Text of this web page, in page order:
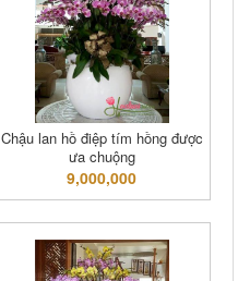
Chậu lan hồ điệp tím hồng được
ưa chuộng
9,000,000